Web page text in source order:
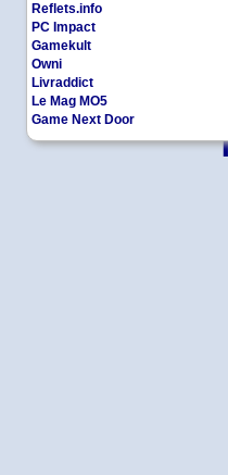
Reflets.info
PC Impact
Gamekult
Owni
Livraddict
Le Mag MO5
Game Next Door
Copyleft
Leader